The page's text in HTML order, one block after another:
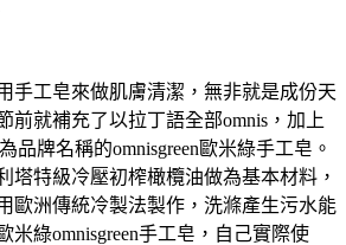
手工皂來做肌膚清潔，無非就是成份天
前就補充了以拉丁語全部omnis，加上
品牌名稱的omnisgreen歐米綠手工皂。
塔特級冷壓初榨橄欖油做為基本材料，
歐洲傳統冷製法製作，洗滌產生污水能
米綠omnisgreen手工皂，自己實際使